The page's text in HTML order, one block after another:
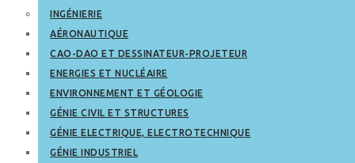
INGÉNIERIE
AÉRONAUTIQUE
CAO-DAO ET DESSINATEUR-PROJETEUR
ENERGIES ET NUCLÉAIRE
ENVIRONNEMENT ET GÉOLOGIE
GÉNIE CIVIL ET STRUCTURES
GÉNIE ELECTRIQUE, ELECTROTECHNIQUE
GÉNIE INDUSTRIEL